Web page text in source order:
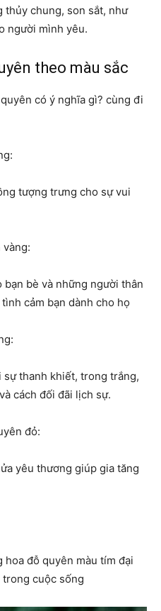
thủy chung, son sắt, như
người mình yêu.
theo màu sắc
có ý nghĩa gì? cùng đi
tượng trưng cho sự vui
vàng:
bè và những người thân
cảm bạn dành cho họ
sự thanh khiết, trong trắng,
cách đối đãi lịch sự.
đỏ:
yêu thương giúp gia tăng
đỗ quyên màu tím đại
cuộc sống